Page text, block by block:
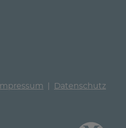
Impressum Datenschutz